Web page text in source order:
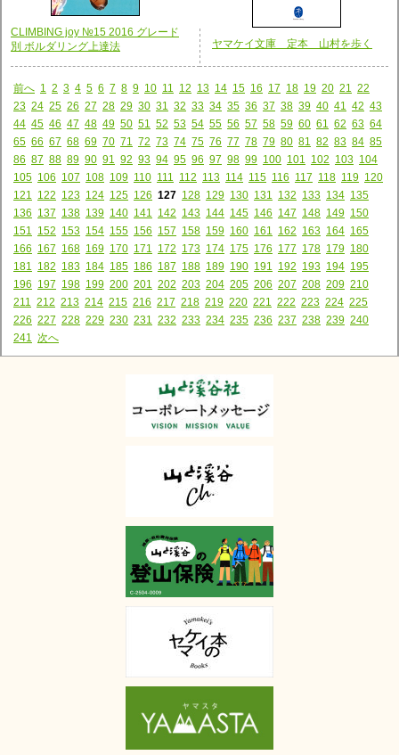
CLIMBING joy №15 2016 グレード
別 ボルダリング上達法
ヤマケイ文庫 定本 山村を歩く
前へ 1 2 3 4 5 6 7 8 9 10 11 12 13 14 15 16 17 18 19 20 21
22
23 24 25 26 27 28 29 30 31 32 33 34 35 36 37 38 39 40 41 42 43
44 45 46 47 48 49 50 51 52 53 54 55 56 57 58 59 60 61 62 63 64
65 66 67 68 69 70 71 72 73 74 75 76 77 78 79 80 81 82 83 84 85
86 87 88 89 90 91 92 93 94 95 96 97 98 99 100 101 102 103 104
105 106 107 108 109 110 111 112 113 114 115 116 117 118 119 120
121
122 123 124 125 126 127 128 129 130 131 132 133 134 135
136 137 138 139 140 141 142 143 144 145 146 147 148 149 150
151
152 153 154 155 156 157 158 159 160 161 162 163 164 165
166 167 168 169 170 171 172 173 174 175 176 177 178 179 180
181
182 183 184 185 186 187 188 189 190 191 192 193 194 195
196 197 198 199 200 201 202 203 204 205 206 207 208 209 210
211
212 213 214 215 216 217 218 219 220 221 222 223 224 225
226 227 228 229 230 231 232 233 234 235 236 237 238 239 240
241
次へ